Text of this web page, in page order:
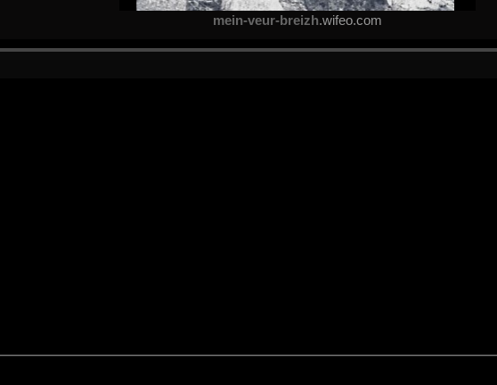
mein-veur-breizh.wifeo.com